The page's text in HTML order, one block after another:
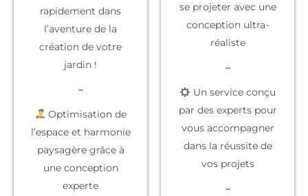
rapidement dans
l’aventure de la
création de votre
jardin !
–
Optimisation de
l’espace et harmonie
paysagère grâce à
une conception
experte
se projeter avec une
conception ultra-
réaliste
–
Un service conçu
par des expertspour
vous accompagner
dans la réussite de
vos projets
–